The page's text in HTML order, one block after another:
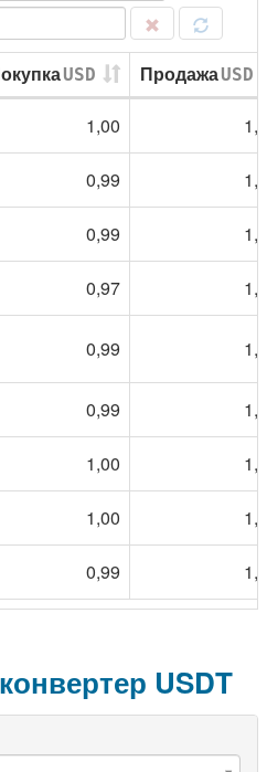
USD ПродажаUSD
1,00
0,99
0,99
0,97
0,99
0,99
1,00
1,00
0,99
USDT